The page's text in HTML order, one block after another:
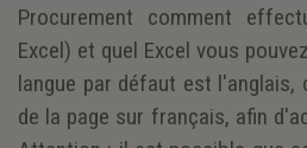
Procurement comment
Excel) et quel Excel vous
langue par défaut est l'anglais,
de la page sur français, afin